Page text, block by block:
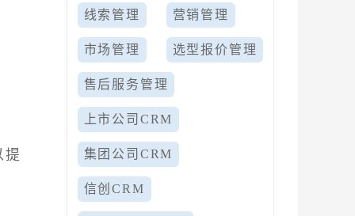
提
线索管理 营销管理
市场管理 选型报价管理
售后服务管理
上市公司CRM
集团公司CRM
信创CRM